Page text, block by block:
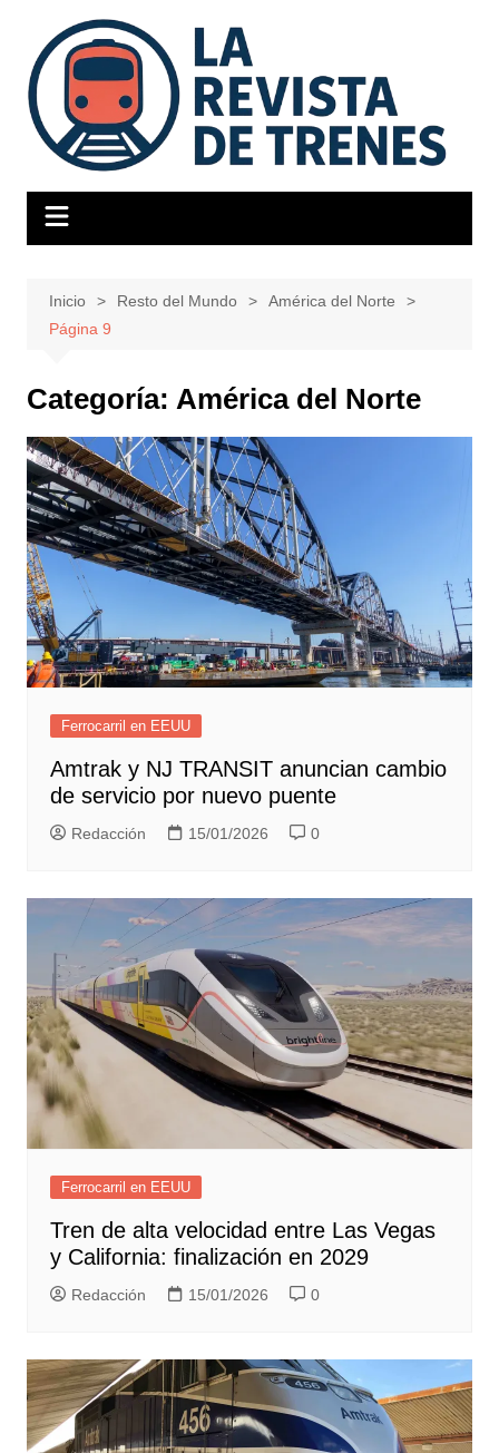
contenido
Inicio Resto del Mundo
América del Norte
Página 9
Categoría: América del Norte
Ferrocarril en EEUU
Amtrak y NJ TRANSIT anuncian cambio
de servicio por nuevo puente
Redacción 15/01/2026 0
Ferrocarril en EEUU
Tren de alta velocidad entre Las Vegas
y California: finalización en 2029
Redacción 15/01/2026 0